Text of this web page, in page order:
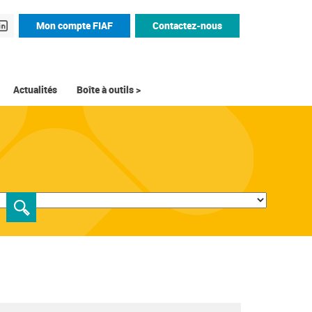
Mon compte FIAF Contactez-nous
Actualités Boîte à outils >